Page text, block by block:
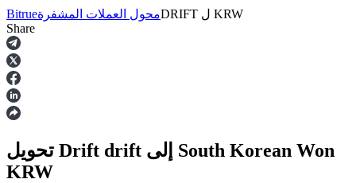
العقود الآجلة
Bitrueمحول العملات المشفرةDRIFT ل KRW
Share
تحويل Drift drift
إلى South Korean Won
KRW